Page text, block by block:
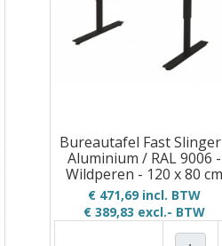
Bureautafel Fast
Aluminium / RAL 9006 -
Wildperen - 120 x 80 cm
€ 471,69 incl. BTW
€ 389,83 excl.- BTW